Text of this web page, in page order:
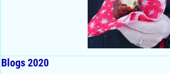
Blogs 2020